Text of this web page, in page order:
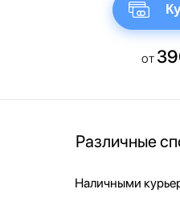
от
Различные
Наличными